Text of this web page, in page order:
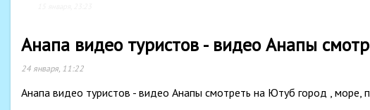
Анапа видео туристов - видео Анапы
24 января, 11:22
Анапа видео туристов - видео Анапы смотреть на Ютуб город , море,